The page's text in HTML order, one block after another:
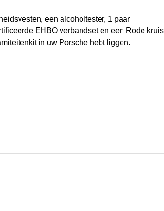
een alcoholtester, 1 paar
EHBO verbandset en een Rode kruis
in uw Porsche hebt liggen.